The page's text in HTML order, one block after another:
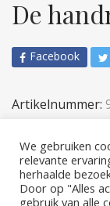
De
Facebook
Artikelnummer:
We gebruiken
relevante
herhaalde
Door op "Alles
gebruik van alle